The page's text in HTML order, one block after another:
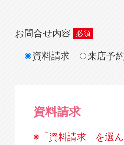
お問合せ内容
資料請求
来店予
資料請求
※「資料請求」を選